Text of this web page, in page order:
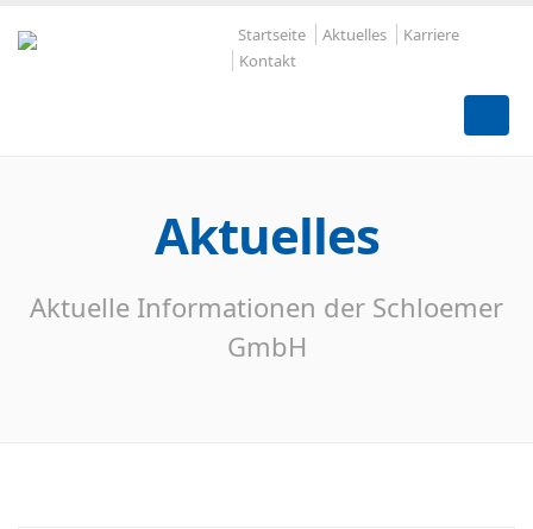
Startseite Aktuelles
Karriere
Kontakt
Aktuelles
Aktuelle Informationen der Schloemer
GmbH